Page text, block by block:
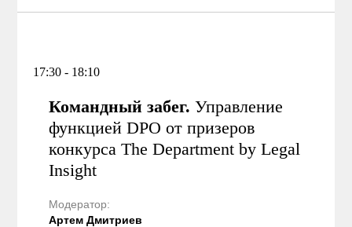
17:30 - 18:10
Командный забег.Управление
функцией DPO от призеров
конкурса The Department by Legal
Insight
Модератор:
Артем Дмитриев